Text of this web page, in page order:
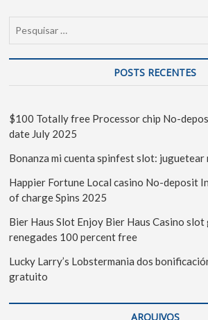
POSTS RECENTES
$100 Totally free Processor chip No-
date July 2025
Bonanza mi cuenta spinfest slot: juguetear
Happier Fortune Local casino No-deposit
of charge Spins 2025
Bier Haus Slot Enjoy Bier Haus Casino slot
renegades 100 percent free
Lucky Larry’s Lobstermania dos
gratuito
ARQUIVOS